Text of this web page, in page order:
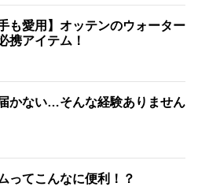
も愛用】オッテンのウォーター
携アイテム！
かない…そんな経験ありません
ってこんなに便利！？